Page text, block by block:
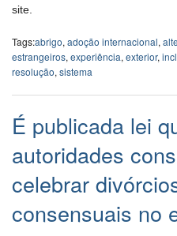
site.
Tags:abrigo, adoção internacional,
estrangeiros, experiência, exterior,
resolução, sistema
É publicada lei
autoridades
celebrar
consensuais no